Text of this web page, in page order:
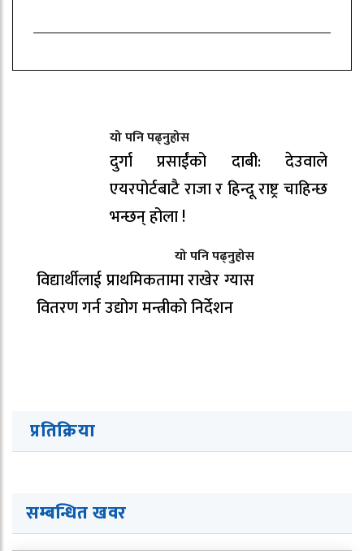
यो पनि पढ्नुहोस
दुर्गा प्रसाईंको दाबी: देउवाले
एयरपोर्टबाटै राजा र हिन्दू राष्ट्र चाहिन्छ
भन्छन् होला !
यो पनि पढ्नुहोस
विद्यार्थीलाई प्राथमिकतामा राखेर ग्यास
वितरण गर्न उद्योग मन्त्रीको निर्देशन
प्रतिक्रिया
सम्बन्धित खवर